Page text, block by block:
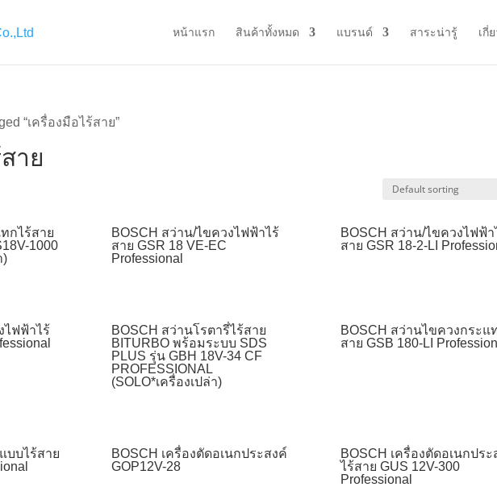
หน้าแรก สินค้าทั้งหมด แบรนด์ สาระน่ารู้ เกี่
“เครื่องมือไร้สาย”
าย
กไร้สาย
1000
)
BOSCH สว่าน/ไขควงไฟฟ้าไร้
สาย GSR 18 VE-EC
Professional
BOSCH สว่าน/ไขควงไฟฟ้า
สาย GSR 18-2-LI
ไฟฟ้าไร้
BOSCH สว่านโรตารี่ไร้สาย
BITURBO พร้อมระบบ SDS
PLUS รุ่น GBH 18V-34 CF
PROFESSIONAL
(SOLO*เครื่องเปล่า)
BOSCH สว่านไขควงกระแ
สาย GSB 180-LI
บบไร้สาย
BOSCH เครื่องตัดอเนกประสงค์
GOP12V-28
BOSCH เครื่องตัดอเนกประ
ไร้สาย GUS 12V-300
Professional